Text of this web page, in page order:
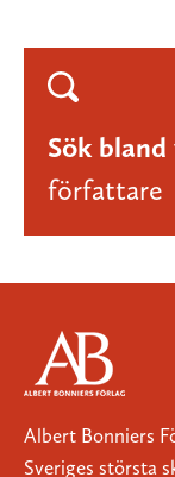
Sök bland
författare
Albert Bonniers
Sveriges största